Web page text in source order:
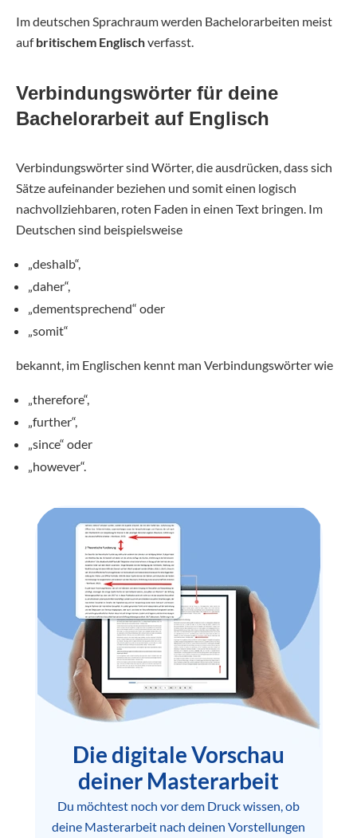
Im deutschen Sprachraum werden Bachelorarbeiten meist
aufbritischem Englischverfasst.
Verbindungswörter für deine
Bachelorarbeit auf Englisch
Verbindungswörter sind Wörter, die ausdrücken, dass sich
Sätze aufeinander beziehen und somit einen logisch
nachvollziehbaren, roten Faden in einen Text bringen. Im
Deutschen sind beispielsweise
„deshalb“,
„daher“,
„dementsprechend“ oder
„somit“
bekannt, im Englischen kennt man Verbindungswörter wie
„therefore“,
„further“,
„since“ oder
„however“.
Die digitale Vorschau
deiner Masterarbeit
Du möchtest noch vor dem Druck wissen, ob
deine Masterarbeit nach deinen Vorstellungen